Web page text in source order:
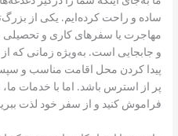
ساده و راحت کرده‌ایم. یکی از
مهاجرت یا سفرهای کاری و
و جابجایی است. به‌ویژه زمانی که
پیدا کردن محل اقامت مناسب و
پر از استرس باشد. اما با خدمات
فراموش کنید و از سفر خود لذت